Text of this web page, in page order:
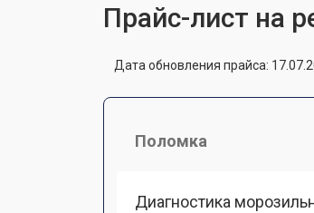
Прайс-лист на
Дата обновления прайса:
Поломка
Диагностика